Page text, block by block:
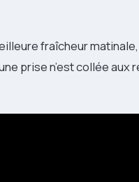
fraîcheur
prise n’est collée aux